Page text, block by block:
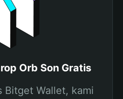
Orb Son Gratis
Bitget Wallet, kami